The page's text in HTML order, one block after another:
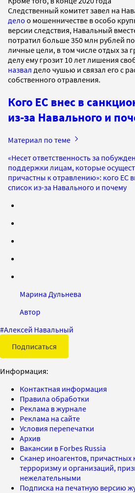
Следственный комитет завел на
дело о мошенничестве в особо
версии следствия, Навальный
потратил больше 350 млн рублей
личные цели, в том числе отдых за
делу ему грозит 10 лет лишения
назвал дело чушью и связал его с
собственного отравления.
Кого ЕС внес в
из-за Навального и
Материал по теме
«Несет ответственность за
поддержки лицам, которые
причастны к отравлению»: кого ЕС
список из-за Навального и почему
Марина Дульнева
Автор
#Алексей Навальный
Подписаться
Информация:
Контактная информация
Правила обработки
Реклама в журнале
Реклама на сайте
Условия перепечатки
Архив
Вакансии в Forbes Russia
Сканер иноагентов, причастных
терроризму и организаций,
нежелательными
Подписка на печатную версию